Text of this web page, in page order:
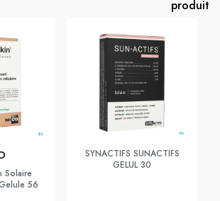
Solaire
56
SYNACTIFS SUNACTIFS
GELUL 30